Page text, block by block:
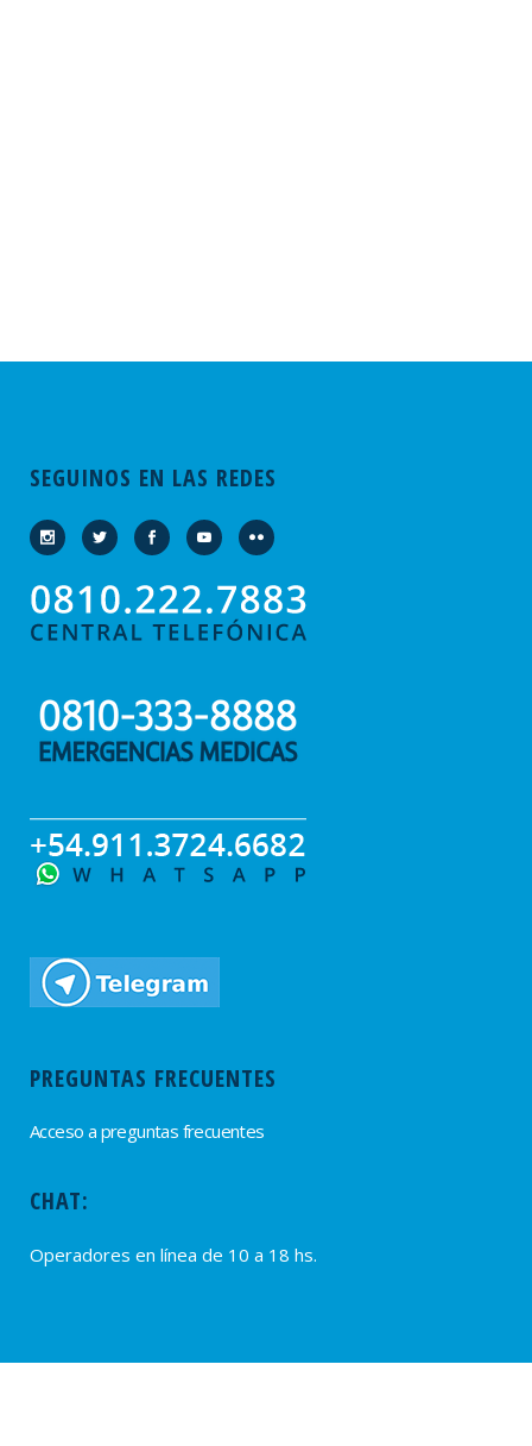
SEGUINOS EN LAS REDES
PREGUNTAS FRECUENTES
Acceso a preguntas frecuentes
CHAT:
Operadores en línea de 10 a 18 hs.
PROVEEDORES